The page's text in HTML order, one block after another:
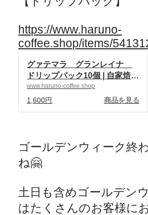
https://www.haruno-
coffee.shop/items/
グァテマラ グランレイナ
ドリップパック10個 | 自家焙煎
珈琲 ハルノ珈琲 powered by
BASE
www.haruno-coffee.shop
1,600円 商品を見る
ゴールデンウィーク終
ね🤗
土日も含めゴールデン
はたくさんのお客様に